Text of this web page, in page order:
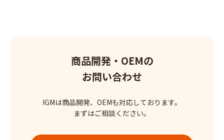
商品開発・OEMの
お問い合わせ
IGMは商品開発、OEMも対応しております。
まずはご相談ください。